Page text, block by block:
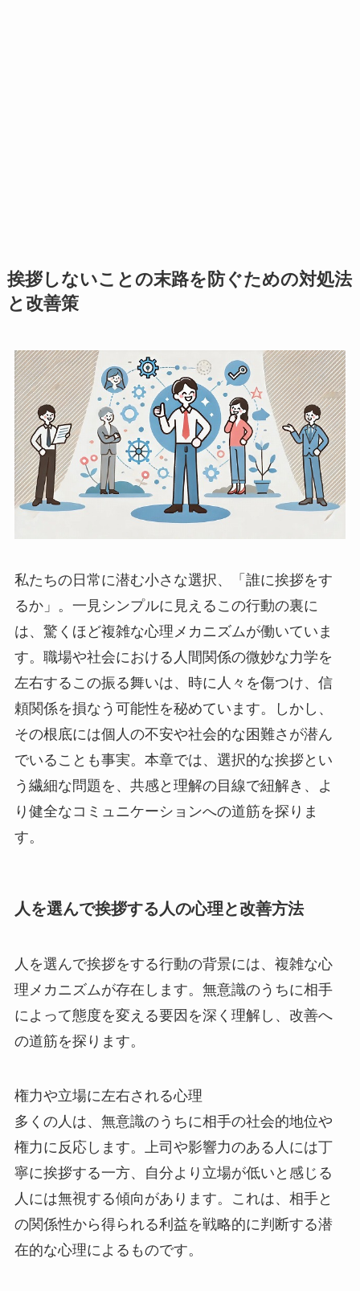
挨拶しないことの末路を防ぐための対処法
と改善策
私たちの日常に潜む小さな選択、「誰に挨拶をす
るか」。一見シンプルに見えるこの行動の裏に
は、驚くほど複雑な心理メカニズムが働いていま
す。職場や社会における人間関係の微妙な力学を
左右するこの振る舞いは、時に人々を傷つけ、信
頼関係を損なう可能性を秘めています。しかし、
その根底には個人の不安や社会的な困難さが潜ん
でいることも事実。本章では、選択的な挨拶とい
う繊細な問題を、共感と理解の目線で紐解き、よ
り健全なコミュニケーションへの道筋を探りま
す。
人を選んで挨拶する人の心理と改善方法
人を選んで挨拶をする行動の背景には、複雑な心
理メカニズムが存在します。無意識のうちに相手
によって態度を変える要因を深く理解し、改善へ
の道筋を探ります。
権力や立場に左右される心理
多くの人は、無意識のうちに相手の社会的地位や
権力に反応します。上司や影響力のある人には丁
寧に挨拶する一方、自分より立場が低いと感じる
人には無視する傾向があります。これは、相手と
の関係性から得られる利益を戦略的に判断する潜
在的な心理によるものです。